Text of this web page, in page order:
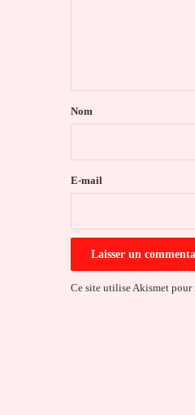
a
e
Nom
E-mail
Ce site utilise Akismet pour